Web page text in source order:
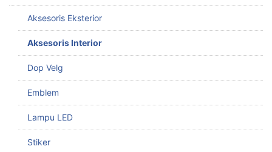
Aksesoris Eksterior
Aksesoris Interior
Dop Velg
Emblem
Lampu LED
Stiker